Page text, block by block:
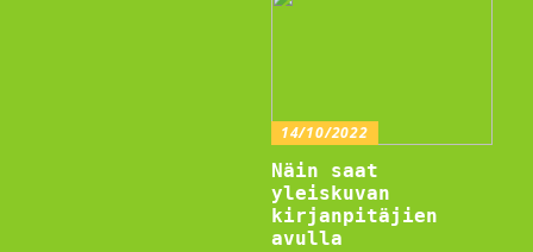
14/10/2022
Näin saat
yleiskuvan
kirjanpitäjien
avulla